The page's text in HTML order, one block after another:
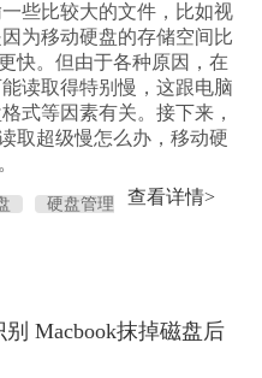
些比较大的文件，比如视
为移动硬盘的存储空间比
快。但由于各种原因，在
读取得特别慢，这跟电脑
式等因素有关。接下来，
取超级慢怎么办，移动硬
硬盘管理 查看详情>
Macbook抹掉磁盘后